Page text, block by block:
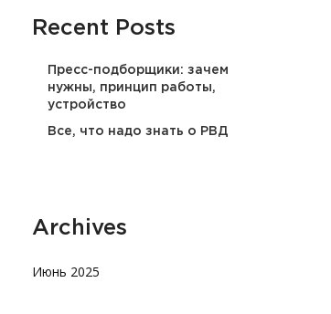
Recent Posts
Пресс-подборщики: зачем
нужны, принцип работы,
устройство
Все, что надо знать о РВД
Archives
Июнь 2025